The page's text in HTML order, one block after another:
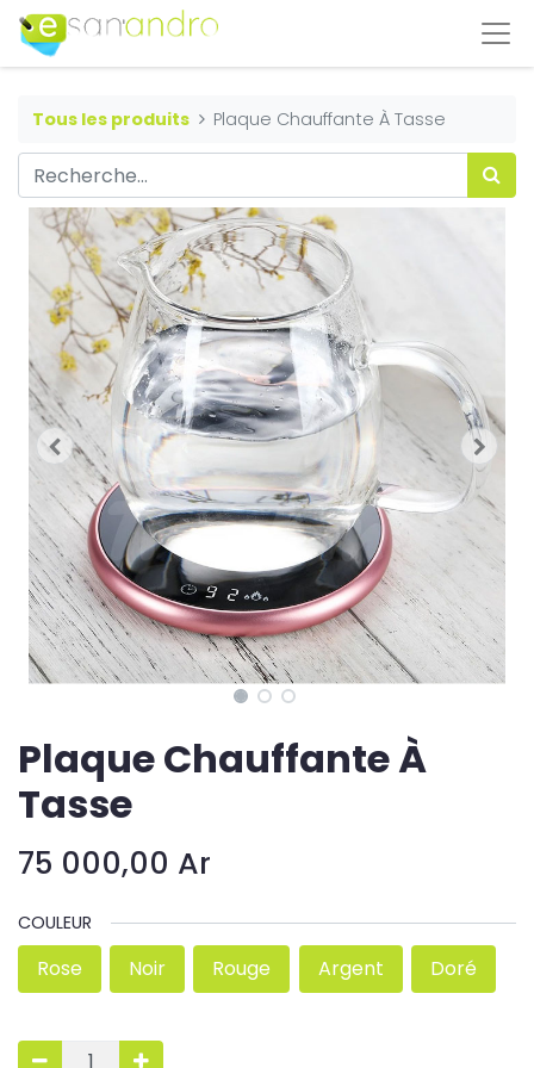
Tous les produits Plaque Chauffante À Tasse
Plaque Chauffante À
Tasse
75 000,00 Ar
COULEUR
Rose Noir Rouge Argent Doré